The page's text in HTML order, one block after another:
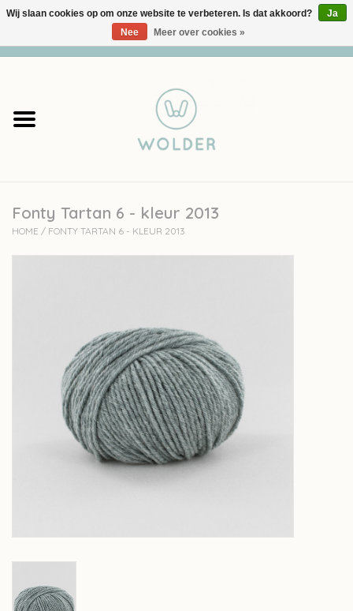
Garens
Accessoires
workshops
Over wolder
Fonty Tartan 6 - kleur 2013
HOME / FONTY TARTAN 6 - KLEUR 2013
Wij slaan cookies op om onze website te verbeteren. Is dat akkoord?
Ja
Nee
Meer over cookies »